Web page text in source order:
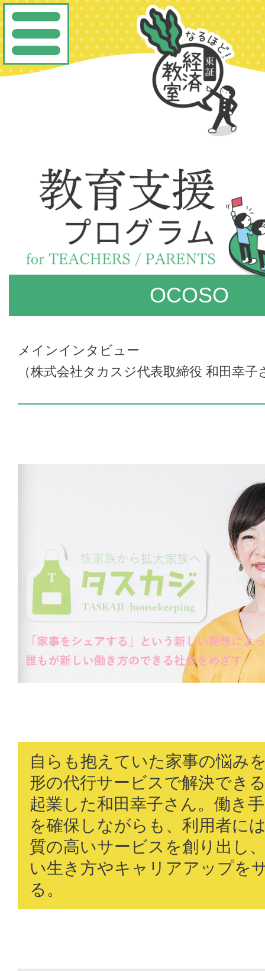
OCOSO
メインインタビュー
（株式会社タカスジ代表取締役 和田幸子
自らも抱えていた家事の悩み
形の代行サービスで解決でき
起業した和田幸子さん。働き
を確保しながらも、利用者に
質の高いサービスを創り出し
い生き方やキャリアアップを
る。